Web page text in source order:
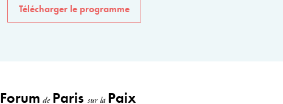
Télécharger le programme
Forum de Paris sur la Paix